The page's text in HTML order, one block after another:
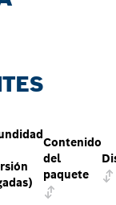
Contenido
del
paquete